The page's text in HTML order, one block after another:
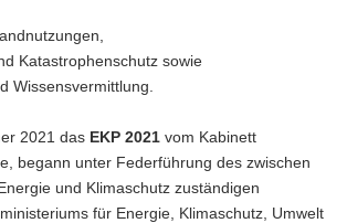
Katastrophenschutz sowie
Wissensvermittlung.
2021 das EKP 2021 vom Kabinett
begann unter Federführung des zwischen
und Klimaschutz zuständigen
für Energie, Klimaschutz, Umwelt